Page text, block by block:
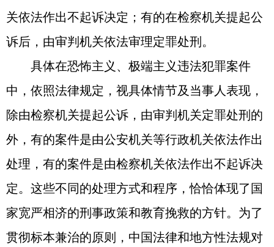
关依法作出不起诉决定；有的在检察机关提起公
诉后，由审判机关依法审理定罪处刑。
具体在恐怖主义、极端主义违法犯罪案件
中，依照法律规定，视具体情节及当事人表现，
除由检察机关提起公诉，由审判机关定罪处刑的
外，有的案件是由公安机关等行政机关依法作出
处理，有的案件是由检察机关依法作出不起诉决
定。这些不同的处理方式和程序，恰恰体现了国
家宽严相济的刑事政策和教育挽救的方针。为了
贯彻标本兼治的原则，中国法律和地方性法规对